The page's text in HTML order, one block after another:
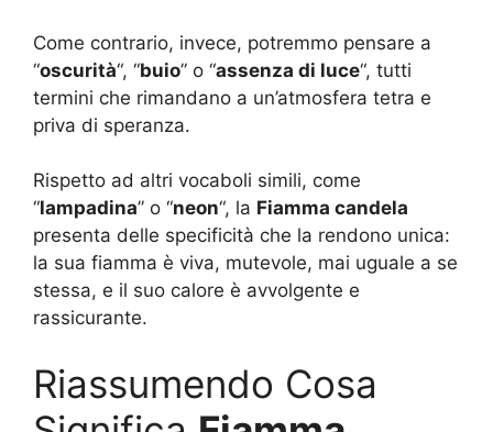
Come contrario, invece, potremmo pensare a
“oscurità“, “buio” o “assenza di luce“, tutti
termini che rimandano a un’atmosfera tetra e
priva di speranza.
Rispetto ad altri vocaboli simili, come
“lampadina” o “neon“, la Fiamma candela
presenta delle specificità che la rendono unica:
la sua fiamma è viva, mutevole, mai uguale a se
stessa, e il suo calore è avvolgente e
rassicurante.
Riassumendo Cosa